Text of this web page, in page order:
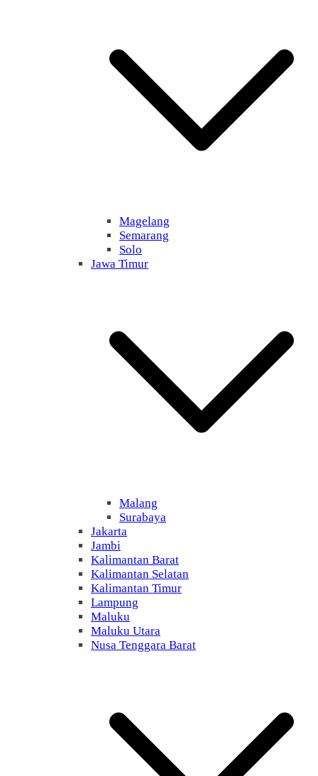
Magelang
Semarang
Solo
Jawa Timur
Malang
Surabaya
Jakarta
Jambi
Kalimantan Barat
Kalimantan Selatan
Kalimantan Timur
Lampung
Maluku
Maluku Utara
Nusa Tenggara Barat